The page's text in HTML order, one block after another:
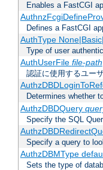
Enables a FastCGI
Defines a FastCGI
AuthType
Type of user
AuthUserFile file-path
認証に使用するユー
Determines whether
AuthzDBDQuery
Specify the SQL
Specify a query to
AuthzDBMType
Sets the type of